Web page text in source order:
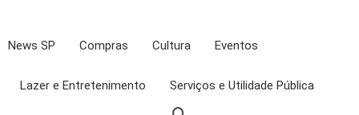
News SP Compras Cultura Eventos
Lazer e Entretenimento Serviços e Utilidade Pública